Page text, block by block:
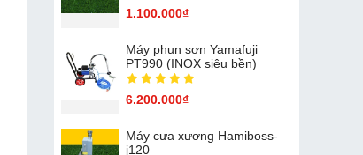
1.100.000₫
Máy phun sơn Yamafuji
PT990 (INOX siêu bền)
6.200.000₫
Máy cưa xương Hamiboss-
j120